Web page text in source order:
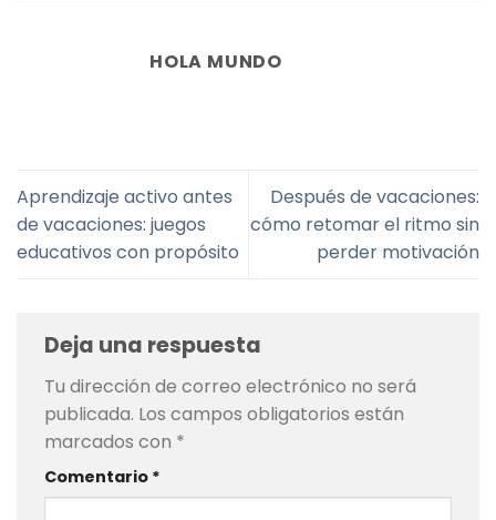
HOLA MUNDO
Aprendizaje activo antes
de vacaciones: juegos
educativos con propósito
Después de vacaciones:
cómo retomar el ritmo sin
perder motivación
Deja una respuesta
Tu dirección de correo electrónico no será
publicada. Los campos obligatorios están
marcados con *
Comentario *